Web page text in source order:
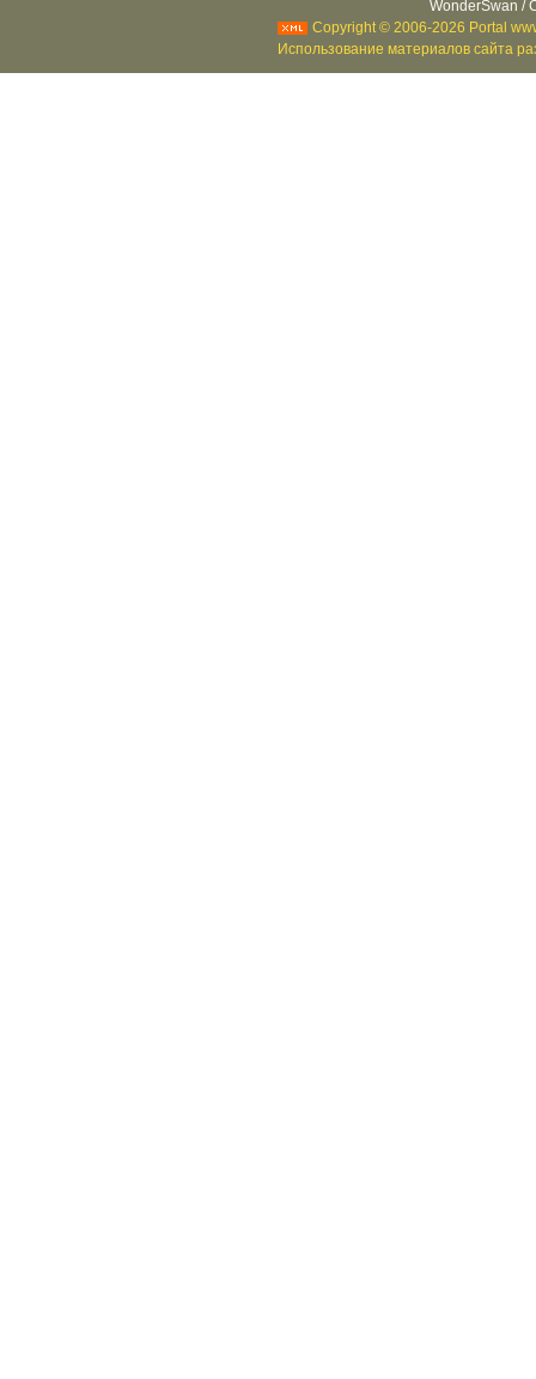
WonderSwan /
Copyright © 2006-2026 Portal
Использование материалов сайта